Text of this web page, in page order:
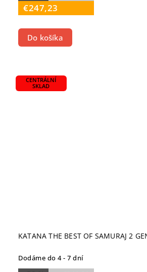
€247,23
Do košíka
CENTRÁLNÍ
SKLAD
KATANA THE BEST OF SAMURAJ 2
Dodáme do 4 - 7 dní